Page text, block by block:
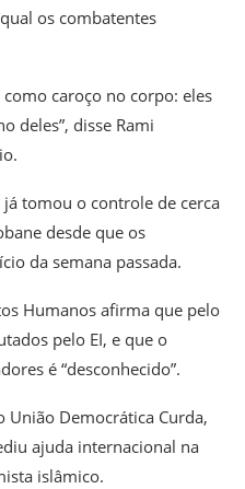
os combatentes
como caroço no corpo: eles
deles”, disse Rami
tomou o controle de cerca
desde que os
da semana passada.
Humanos afirma que pelo
pelo EI, e que o
é “desconhecido”.
Democrática Curda,
ajuda internacional na
islâmico.